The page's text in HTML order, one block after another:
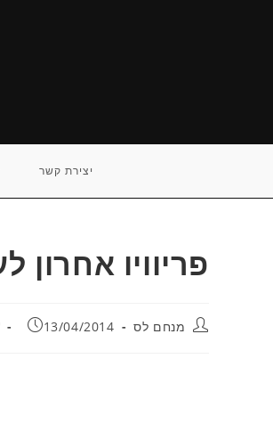
יצירת קשר
פריוויו
מחבר:
מנחם לס פורסם:
13/04/2014